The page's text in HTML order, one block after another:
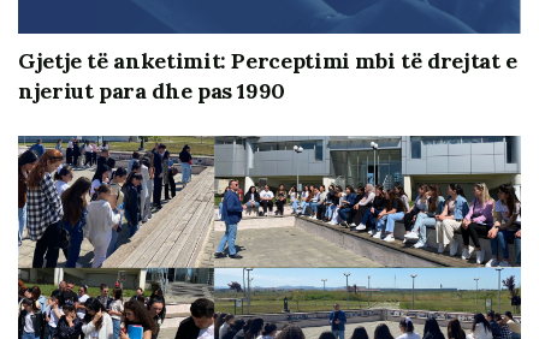
Gjetje të anketimit: Perceptimi mbi të drejtat e
njeriut para dhe pas 1990